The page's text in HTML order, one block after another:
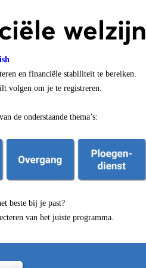
welzijn
en financiële stabiliteit te bereiken.
volgen om je te registreren.
de onderstaande thema’s:
beste bij je past?
van het juiste programma.